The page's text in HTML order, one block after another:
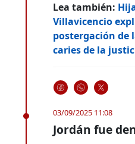
Lea también:
Villavicencio
postergación de
caries de la
03/09/2025 11:08
Jordán fue